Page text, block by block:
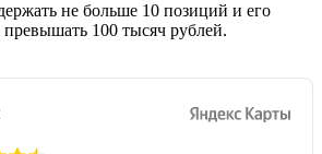
не больше 10 позиций и его
100 тысяч рублей.